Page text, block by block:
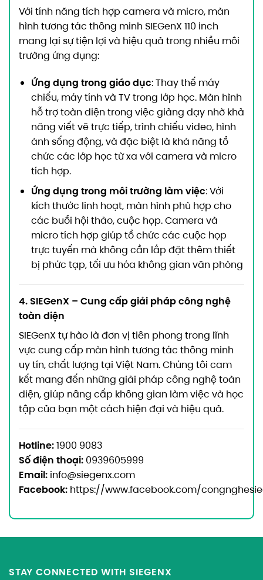
Với tính năng tích hợp camera và micro, màn
hình tương tác thông minh SIEGenX 110 inch
mang lại sự tiện lợi và hiệu quả trong nhiều môi
trường ứng dụng:
Ứng dụng trong giáo dục: Thay thế máy
chiếu, máy tính và TV trong lớp học. Màn hình
hỗ trợ toàn diện trong việc giảng dạy nhờ khả
năng viết vẽ trực tiếp, trình chiếu video, hình
ảnh sống động, và đặc biệt là khả năng tổ
chức các lớp học từ xa với camera và micro
tích hợp.
Ứng dụng trong môi trường làm việc: Với
kích thước linh hoạt, màn hình phù hợp cho
các buổi hội thảo, cuộc họp. Camera và
micro tích hợp giúp tổ chức các cuộc họp
trực tuyến mà không cần lắp đặt thêm thiết
bị phức tạp, tối ưu hóa không gian văn phòng
4. SIEGenX – Cung cấp giải pháp công nghệ
toàn diện
SIEGenX tự hào là đơn vị tiên phong trong lĩnh
vực cung cấp màn hình tương tác thông minh
uy tín, chất lượng tại Việt Nam. Chúng tôi cam
kết mang đến những giải pháp công nghệ toàn
diện, giúp nâng cấp không gian làm việc và học
tập của bạn một cách hiện đại và hiệu quả.
Hotline:1900 9083
Số điện thoại: 0939605999
Email: info@siegenx.com
Facebook: https://www.facebook.com/
STAY CONNECTED WITH SIEGENX